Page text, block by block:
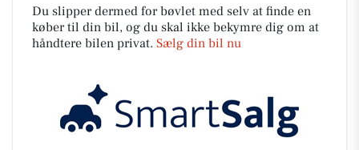
Du slipper dermed for bøvlet med selv at finde en
køber til din bil, og du skal ikke bekymre dig om at
håndtere bilen privat. Sælg din bil nu